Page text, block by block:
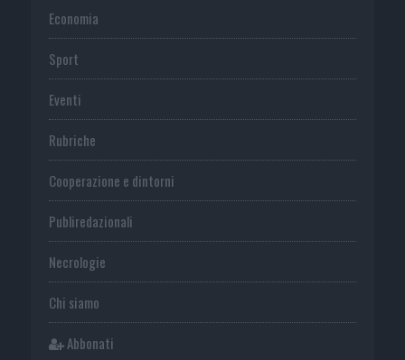
Economia
Sport
Eventi
Rubriche
Cooperazione e dintorni
Publiredazionali
Necrologie
Chi siamo
Abbonati